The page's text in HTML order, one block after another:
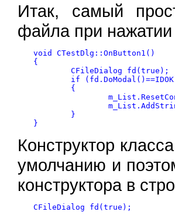
Итак, самый
файла при
void CTestDlg::OnButton1()
{
Конструктор
умолчанию и
конструктора в